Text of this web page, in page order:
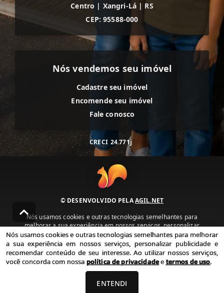
Centro | Xangri-Lá | RS
CEP: 95588-000
Nós vendemos seu imóvel
Cadastre seu imóvel
Encomende seu imóvel
Fale conosco
CRECI 24.771j
© DESENVOLVIDO PELAAGIL.NET
Nós usamos cookies e outras tecnologias semelhantes para
melhorar a sua experiência em nossos serviços, personalizar
publicidade e recomendar conteúdo de seu interesse. Ao utilizar
nossos serviços, você concorda com nossa política de privacidade e
termos de uso.
Política de Privacidade Termos de uso
Nós usamos cookies e outras tecnologias semelhantes para melhorar
a sua experiência em nossos serviços, personalizar publicidade e
recomendar conteúdo de seu interesse. Ao utilizar nossos serviços,
você concorda com nossa política de privacidadeetermos de uso.
ENTENDI